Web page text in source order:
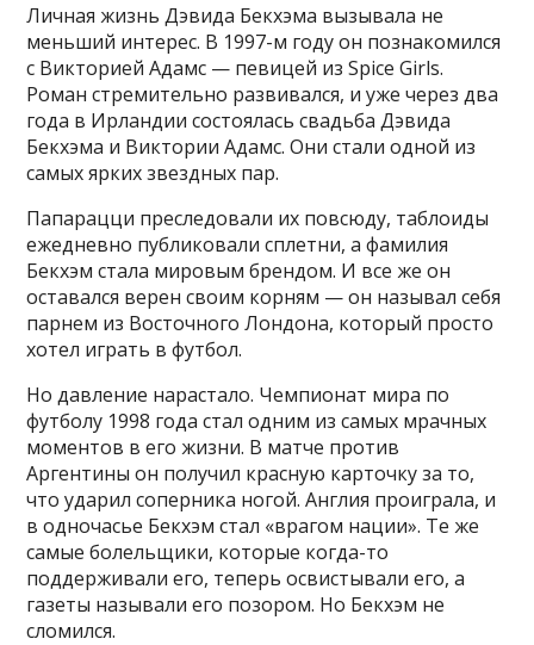
Личная жизнь Дэвида Бекхэма вызывала не
меньший интерес. В 1997-м году он познакомился
с Викторией Адамс — певицей из Spice Girls.
Роман стремительно развивался, и уже через два
года в Ирландии состоялась свадьба Дэвида
Бекхэма и Виктории Адамс. Они стали одной из
самых ярких звездных пар.
Папарацци преследовали их повсюду, таблоиды
ежедневно публиковали сплетни, а фамилия
Бекхэм стала мировым брендом. И все же он
оставался верен своим корням — он называл себя
парнем из Восточного Лондона, который просто
хотел играть в футбол.
Но давление нарастало. Чемпионат мира по
футболу 1998 года стал одним из самых мрачных
моментов в его жизни. В матче против
Аргентины он получил красную карточку за то,
что ударил соперника ногой. Англия проиграла, и
в одночасье Бекхэм стал «врагом нации». Те же
самые болельщики, которые когда-то
поддерживали его, теперь освистывали его, а
газеты называли его позором. Но Бекхэм не
сломился.